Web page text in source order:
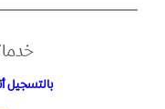
بالتسجيل